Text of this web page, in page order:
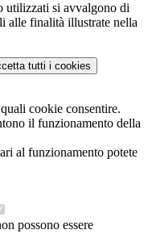
utilizzati si avvalgono di
alle finalità illustrate nella
tutti i cookies
cookie consentire.
il funzionamento della
al funzionamento potete
possono essere